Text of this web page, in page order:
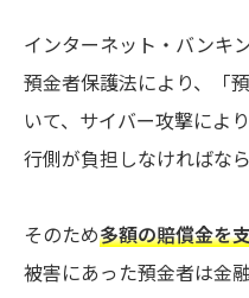
インターネット・バンキ
預金者保護法により、「
いて、サイバー攻撃によ
行側が負担しなければな
そのため多額の賠償金を
被害にあった預金者は金